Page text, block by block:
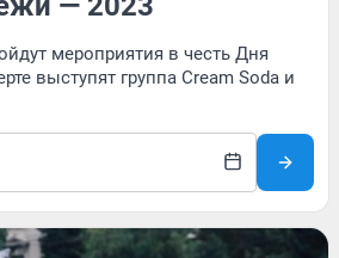
мероприятия в честь Дня
выступят группа Cream Soda и